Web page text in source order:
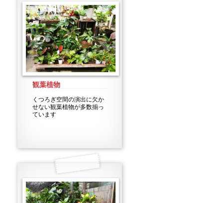
観葉植物
くつろぎ空間の演出に欠か
せない観葉植物が多数揃っ
ています